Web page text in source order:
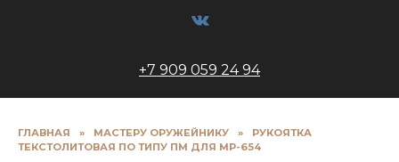
+7 909 059 24 94
ГЛАВНАЯ » МАСТЕРУ ОРУЖЕЙНИКУ »
РУКОЯТКА
ТЕКСТОЛИТОВАЯ ПО ТИПУ ПМ ДЛЯ МР-654